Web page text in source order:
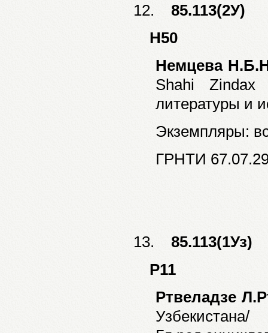
12.85.113(2У)
Н50
Немцева
Shahi
литературы и
Экземпляры:
ГРНТИ
13.85.113(1Уз)
Р11
Ртвеладзе